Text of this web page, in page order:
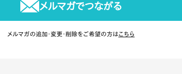
メルマガでつながる
メルマガの追加・変更・削除をご希望の方はこちら